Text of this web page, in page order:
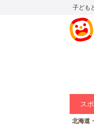
子ども
ス
北海道